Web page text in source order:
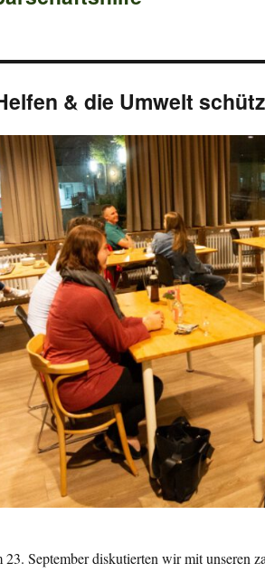
& die Umwelt
23. September diskutierten wir mit unseren